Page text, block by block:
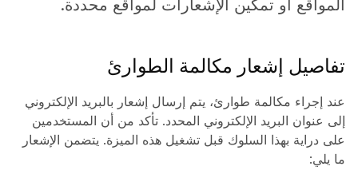
المواقع أو تمكين الإشعارات لمواقع محددة.
تفاصيل إشعار مكالمة الطوارئ
عند إجراء مكالمة طوارئ، يتم إرسال إشعار بالبريد الإلكتروني
إلى عنوان البريد الإلكتروني المحدد. تأكد من أن المستخدمين
على دراية بهذا السلوك قبل تشغيل هذه الميزة. يتضمن الإشعار
ما يلي: